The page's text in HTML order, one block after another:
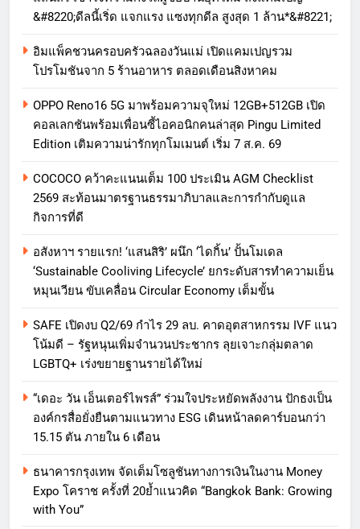
&#8220;ดีลนี้เริ่ด แจกแรง แซงทุกดีล สูงสุด 1 ล้าน*&#8221;
อิมแพ็คชวนครอบครัวฉลองวันแม่ เปิดแคมเปญรวม
โปรโมชันจาก 5 ร้านอาหาร ตลอดเดือนสิงหาคม
OPPO Reno16 5G มาพร้อมความจุใหม่ 12GB+512GB เปิด
คอลเลกชันพร้อมเพื่อนซี้ไอคอนิกคนล่าสุด Pingu Limited
Edition เติมความน่ารักทุกโมเมนต์ เริ่ม 7 ส.ค. 69
COCOCO คว้าคะแนนเต็ม 100 ประเมิน AGM Checklist
2569 สะท้อนมาตรฐานธรรมาภิบาลและการกำกับดูแล
กิจการที่ดี
อสังหาฯ รายแรก! ‘แสนสิริ’ ผนึก ‘ไดกิ้น’ ปั้นโมเดล
‘Sustainable Cooliving Lifecycle’ ยกระดับสารทำความเย็น
หมุนเวียน ขับเคลื่อน Circular Economy เต็มขั้น
SAFE เปิดงบ Q2/69 กำไร 29 ลบ. คาดอุตสาหกรรม IVF แนว
โน้มดี – รัฐหนุนเพิ่มจำนวนประชากร ลุยเจาะกลุ่มตลาด
LGBTQ+ เร่งขยายฐานรายได้ใหม่
“เดอะ วัน เอ็นเตอร์ไพรส์” ร่วมใจประหยัดพลังงาน ปักธงเป็น
องค์กรสื่อยั่งยืนตามแนวทาง ESG เดินหน้าลดคาร์บอนกว่า
15.15 ตัน ภายใน 6 เดือน
ธนาคารกรุงเทพ จัดเต็มโซลูชันทางการเงินในงาน Money
Expo โคราช ครั้งที่ 20ย้ำแนวคิด “Bangkok Bank: Growing
with You”